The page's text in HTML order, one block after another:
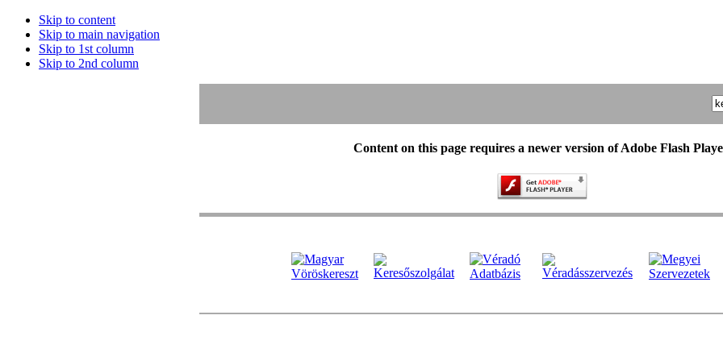
Skip to content
Skip to main navigation
Skip to 1st column
Skip to 2nd column
Content on this page requires a newer version of Adobe Flash